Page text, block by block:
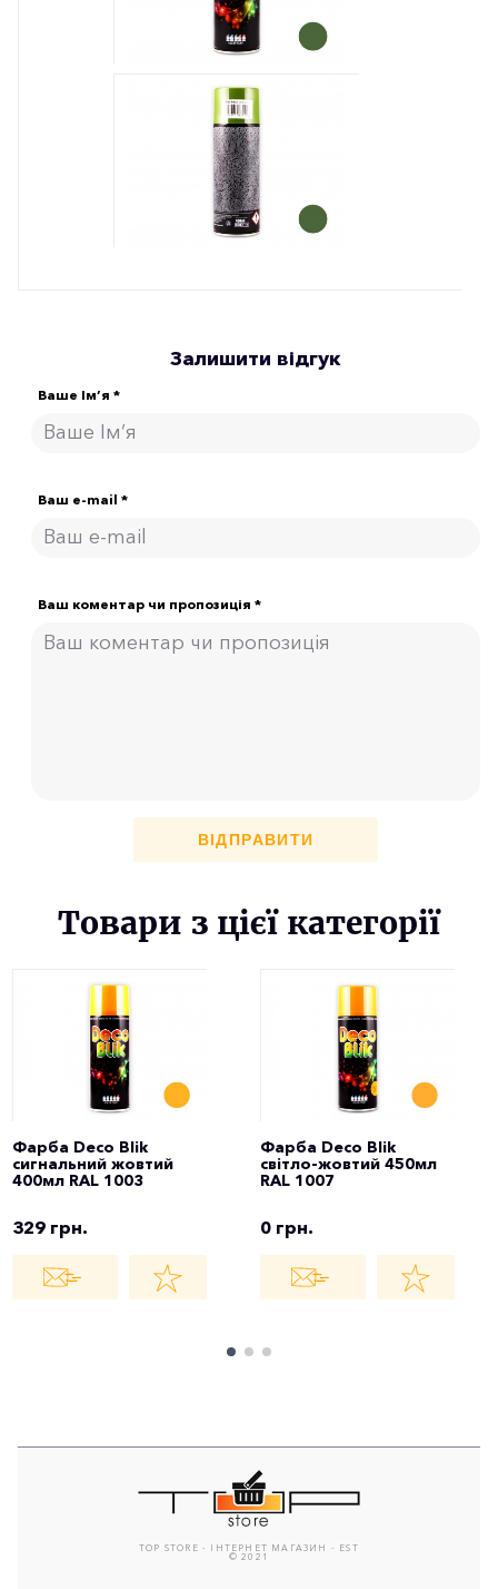
Залишити відгук
Ваше Ім’я *
Ваш e-mail *
Ваш коментар чи пропозиція *
ВІДПРАВИТИ
Товари з цієї категорії
Фарба Deco Blik
сигнальний жовтий
400мл RAL 1003
329 грн.
Фарба Deco Blik
світло-жовтий 450мл
RAL 1007
0 грн.
TOP STORE - ІНТЕРНЕТ МАГАЗИН - EST
© 2021